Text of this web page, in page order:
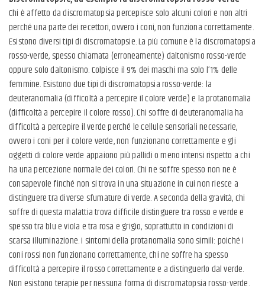
Chi è affetto da discromatopsia percepisce solo alcuni colori e non altri
perché una parte dei recettori, ovvero i coni, non funziona correttamente.
Esistono diversi tipi di discromatopsie. La più comune è la discromatopsia
rosso-verde, spesso chiamata (erroneamente) daltonismo rosso-verde
oppure solo daltonismo. Colpisce il 9% dei maschi ma solo l’1% delle
femmine. Esistono due tipi di discromatopsia rosso-verde: la
deuteranomalia (difficoltà a percepire il colore verde) e la protanomalia
(difficoltà a percepire il colore rosso). Chi soffre di deuteranomalia ha
difficoltà a percepire il verde perché le cellule sensoriali necessarie,
ovvero i coni per il colore verde, non funzionano correttamente e gli
oggetti di colore verde appaiono più pallidi o meno intensi rispetto a chi
ha una percezione normale dei colori. Chi ne soffre spesso non ne è
consapevole finché non si trova in una situazione in cui non riesce a
distinguere tra diverse sfumature di verde. A seconda della gravità, chi
soffre di questa malattia trova difficile distinguere tra rosso e verde e
spesso tra blu e viola e tra rosa e grigio, soprattutto in condizioni di
scarsa illuminazione. I sintomi della protanomalia sono simili: poiché i
coni rossi non funzionano correttamente, chi ne soffre ha spesso
difficoltà a percepire il rosso correttamente e a distinguerlo dal verde.
Non esistono terapie per nessuna forma di discromatopsia rosso-verde.